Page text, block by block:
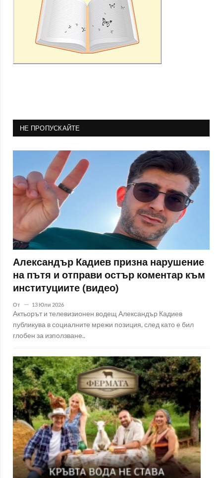
НЕ ПРОПУСКАЙТЕ
Александър Кадиев призна нарушение
на пътя и отправи остър коментар към
институциите (видео)
От 13 Юли 2026
Актьорът и телевизионен водещ Александър Кадиев
публикува в социалните мрежи позиция, след като е бил
глобен за използване..